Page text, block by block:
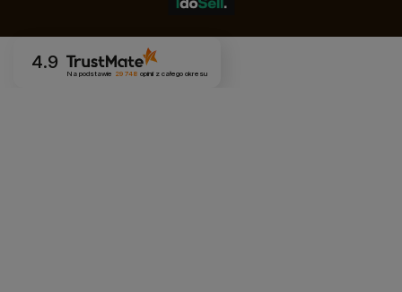
4.9
Na podstawie 29 748 opinii z całego okresu